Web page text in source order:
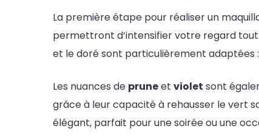
La première étape pour réaliser un
permettront d’intensifier votre regard
et le doré sont particulièrement adaptées
Les nuances de pruneet violet sont
grâce à leur capacité à rehausser le vert
élégant, parfait pour une soirée ou une